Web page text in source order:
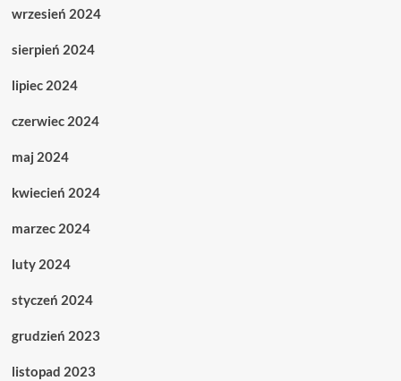
wrzesień 2024
sierpień 2024
lipiec 2024
czerwiec 2024
maj 2024
kwiecień 2024
marzec 2024
luty 2024
styczeń 2024
grudzień 2023
listopad 2023